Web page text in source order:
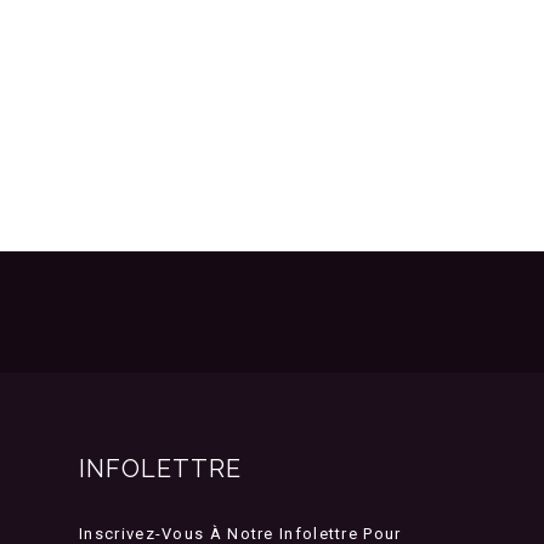
INFOLETTRE
Inscrivez-Vous À Notre Infolettre Pour